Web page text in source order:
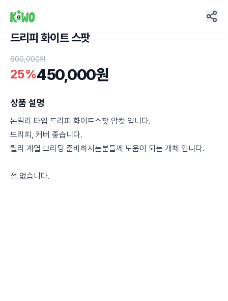
드리피 화이트 스팟
600,000원
25%450,000원
상품 설명
논릴리 타입 드리피 화이트스팟 암컷 입니다.
드리피, 커버 좋습니다.
릴리 계열 브리딩 준비하시는분들께 도움이 되는 개체 입니다.
점 없습니다.